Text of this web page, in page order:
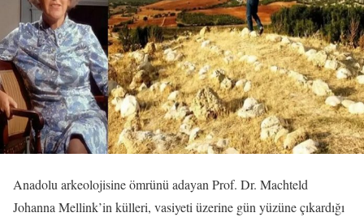
Anadolu arkeolojisine ömrünü adayan Prof. Dr. Machteld
Johanna Mellink’in külleri, vasiyeti üzerine gün yüzüne çıkardığı